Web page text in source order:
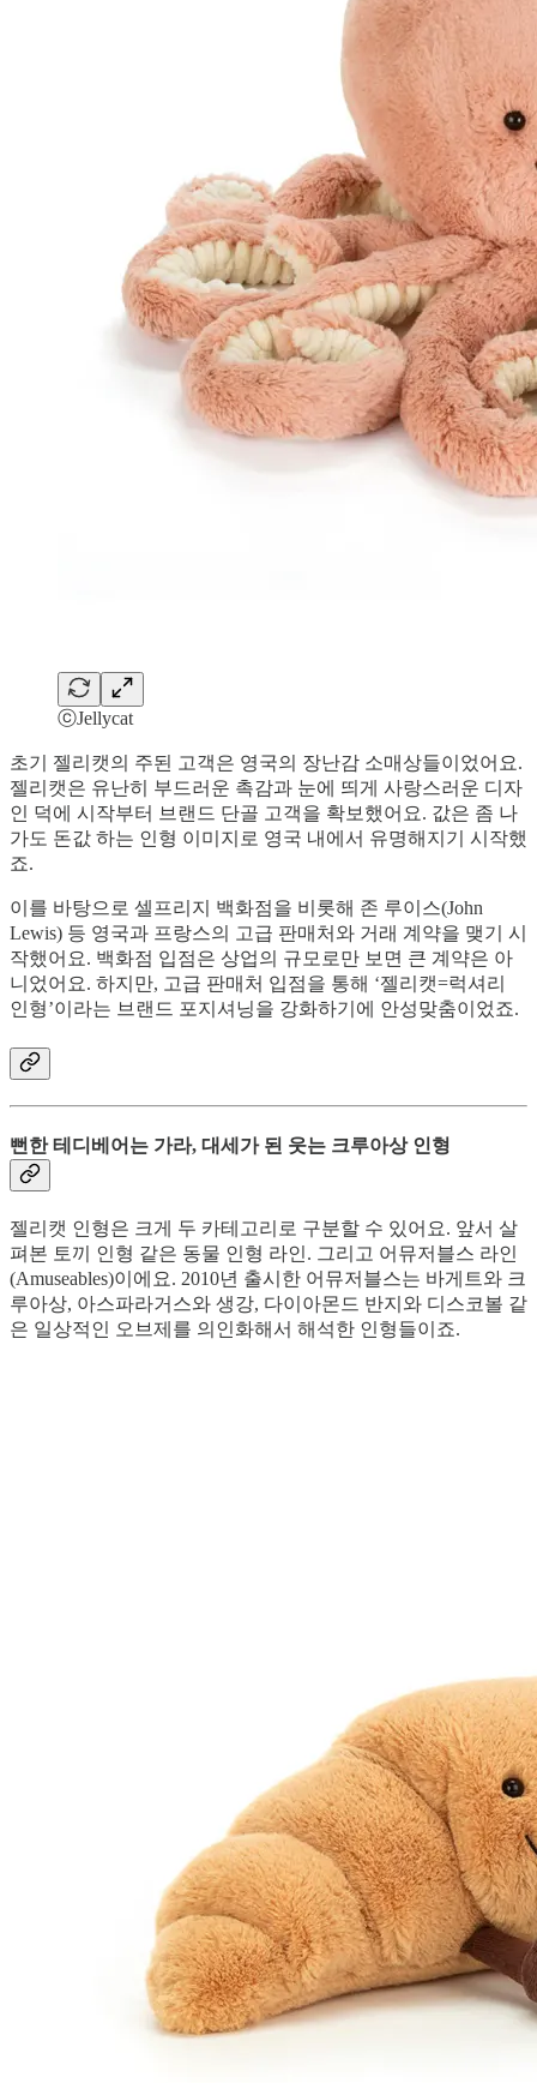
ⓒJellycat
초기 젤리캣의 주된 고객은 영국의 장난감 소매상들이었어요.
젤리캣은 유난히 부드러운 촉감과 눈에 띄게 사랑스러운 디자
인 덕에 시작부터 브랜드 단골 고객을 확보했어요. 값은 좀 나
가도 돈값 하는 인형 이미지로 영국 내에서 유명해지기 시작했
죠.
이를 바탕으로 셀프리지 백화점을 비롯해 존 루이스(John
Lewis) 등 영국과 프랑스의 고급 판매처와 거래 계약을 맺기 시
작했어요. 백화점 입점은 상업의 규모로만 보면 큰 계약은 아
니었어요. 하지만, 고급 판매처 입점을 통해 ‘젤리캣=럭셔리
인형’이라는 브랜드 포지셔닝을 강화하기에 안성맞춤이었죠.
뻔한 테디베어는 가라, 대세가 된 웃는 크루아상 인형
젤리캣 인형은 크게 두 카테고리로 구분할 수 있어요. 앞서 살
펴본 토끼 인형 같은 동물 인형 라인. 그리고 어뮤저블스 라인
(Amuseables)이에요. 2010년 출시한 어뮤저블스는 바게트와 크
루아상, 아스파라거스와 생강, 다이아몬드 반지와 디스코볼 같
은 일상적인 오브제를 의인화해서 해석한 인형들이죠.